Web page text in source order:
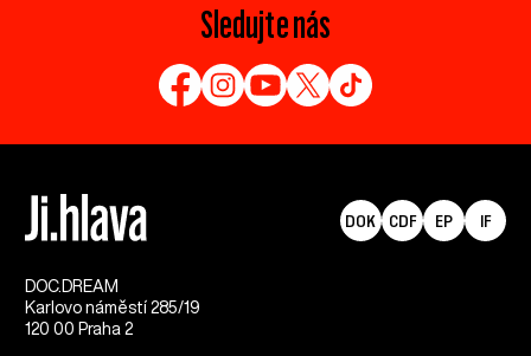
Sledujte nás
DOC.DREAM​
Karlovo náměstí 285/19
120 00 Praha 2
DOK CDF EP IF